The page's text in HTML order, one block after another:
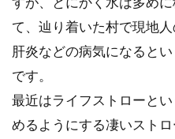
て、辿り着いた村で現地
肝炎などの病気になると
です。
最近はライフストローと
めるようにする凄いスト